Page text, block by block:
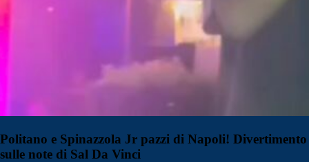
Politano e Spinazzola Jr pazzi di Napoli! Divertimento
sulle note di Sal Da Vinci